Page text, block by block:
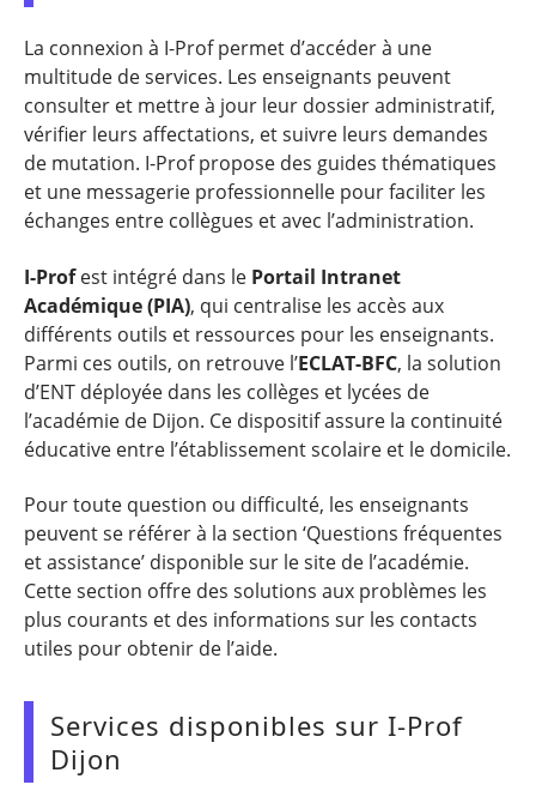
La connexion à I-Prof permet d’accéder à une
multitude de services. Les enseignants peuvent
consulter et mettre à jour leur dossier administratif,
vérifier leurs affectations, et suivre leurs demandes
de mutation. I-Prof propose des guides thématiques
et une messagerie professionnelle pour faciliter les
échanges entre collègues et avec l’administration.
I-Profest intégré dans le Portail Intranet
Académique (PIA), qui centralise les accès aux
différents outils et ressources pour les enseignants.
Parmi ces outils, on retrouve l’ECLAT-BFC, la solution
d’ENT déployée dans les collèges et lycées de
l’académie de Dijon. Ce dispositif assure la continuité
éducative entre l’établissement scolaire et le domicile.
Pour toute question ou difficulté, les enseignants
peuvent se référer à la section ‘Questions fréquentes
et assistance’ disponible sur le site de l’académie.
Cette section offre des solutions aux problèmes les
plus courants et des informations sur les contacts
utiles pour obtenir de l’aide.
Services disponibles sur I-Prof
Dijon